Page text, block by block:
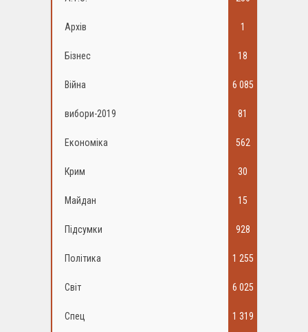
Архів 1
Бізнес 18
Війна 6 085
вибори-2019 81
Економіка 562
Крим 30
Майдан 15
Підсумки 928
Політика 1 255
Світ 6 025
Спец 1 319